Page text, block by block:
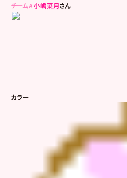
チームA小嶋菜月さん
カラー